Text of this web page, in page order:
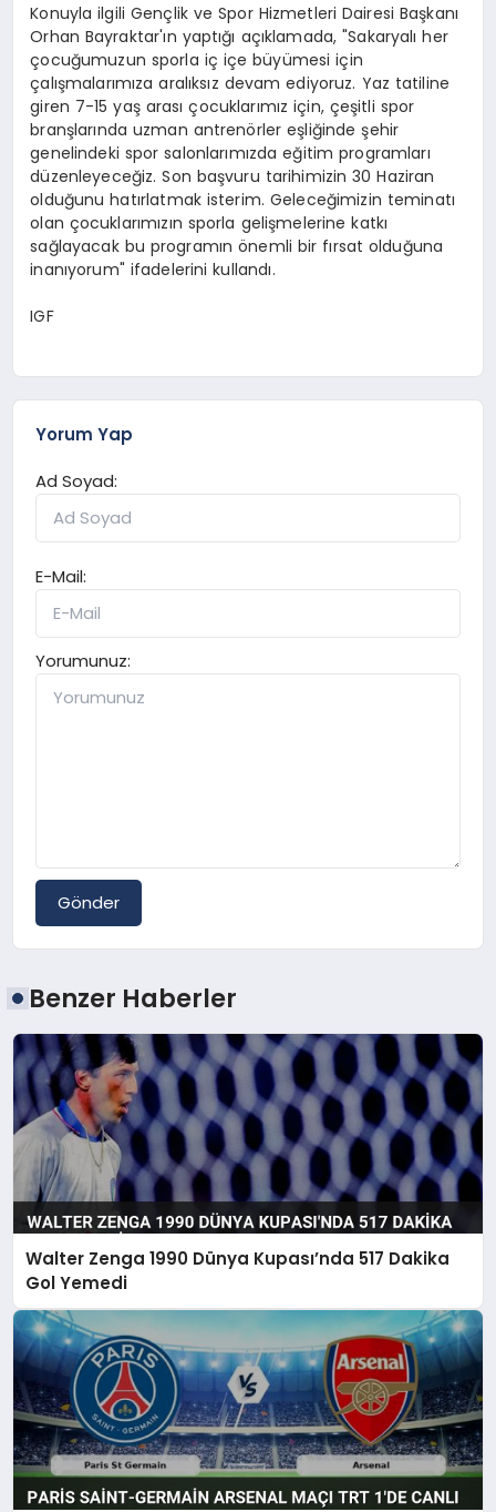
Konuyla ilgili Gençlik ve Spor Hizmetleri Dairesi Başkanı
Orhan Bayraktar'ın yaptığı açıklamada, "Sakaryalı her
çocuğumuzun sporla iç içe büyümesi için
çalışmalarımıza aralıksız devam ediyoruz. Yaz tatiline
giren 7-15 yaş arası çocuklarımız için, çeşitli spor
branşlarında uzman antrenörler eşliğinde şehir
genelindeki spor salonlarımızda eğitim programları
düzenleyeceğiz. Son başvuru tarihimizin 30 Haziran
olduğunu hatırlatmak isterim. Geleceğimizin teminatı
olan çocuklarımızın sporla gelişmelerine katkı
sağlayacak bu programın önemli bir fırsat olduğuna
inanıyorum" ifadelerini kullandı.
IGF
Yorum Yap
Ad Soyad:
E-Mail:
Yorumunuz:
Gönder
Benzer Haberler
Walter Zenga 1990 Dünya Kupası’nda 517 Dakika
Gol Yemedi